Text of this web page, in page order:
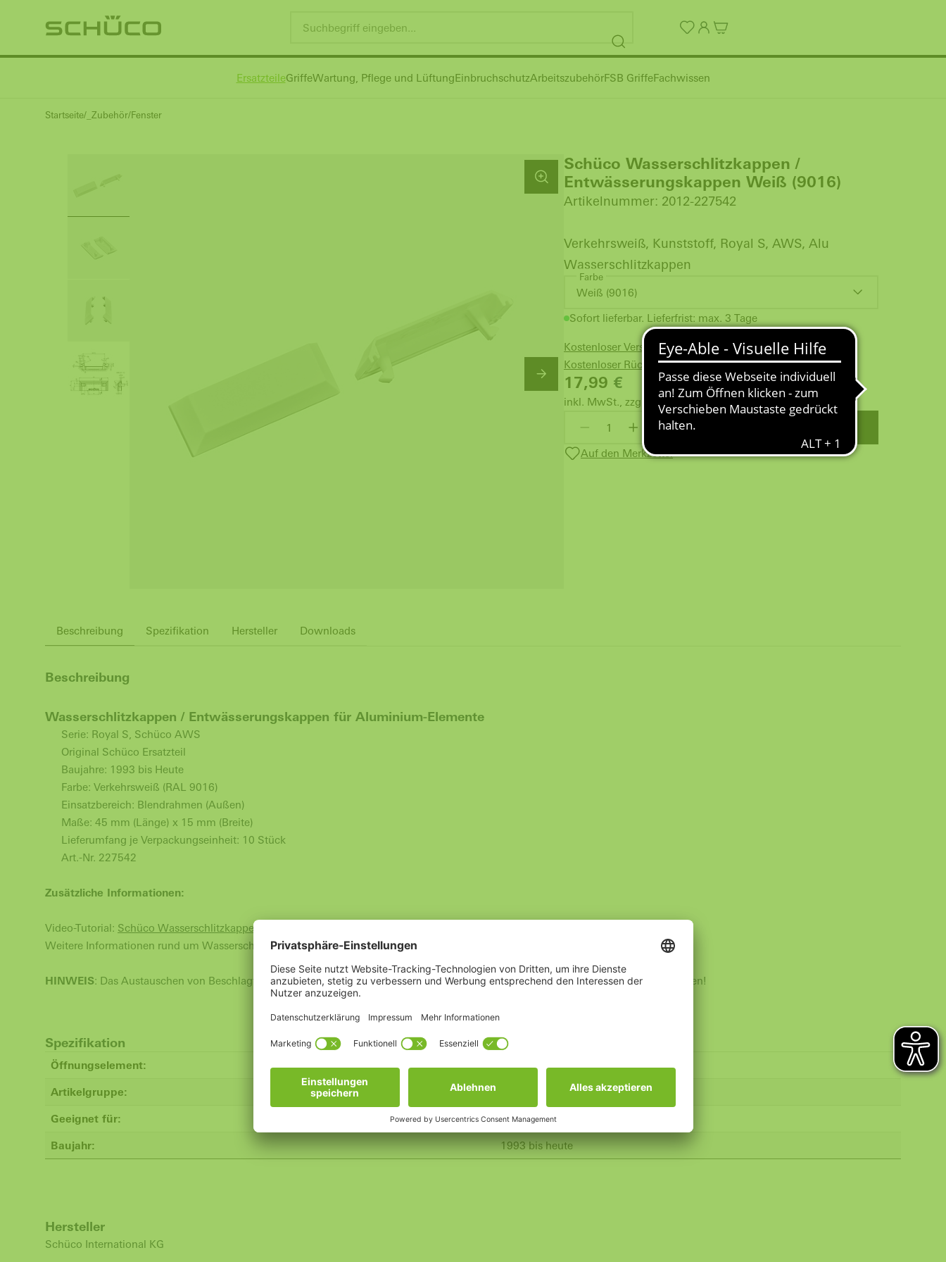
ErsatzteileGriffeWartung, Pflege und LüftungEinbruchschutzArbeitszubehörFSB GriffeFachwissen
Startseite _Zubehör Fenster
Schüco Wasserschlitzkappen /
Entwässerungskappen Weiß (9016)
Artikelnummer: 2012-227542
Verkehrsweiß, Kunststoff, Royal S, AWS, Alu
Wasserschlitzkappen
Farbe
Weiß (9016)
Sofort lieferbar. Lieferfrist: max. 3 Tage
Kostenloser Versand ab 100 € für Gewerbekunden
Kostenloser Rückversand
17,99 €
inkl. MwSt., zzgl. Versandkosten
Auf den Merkzettel
Beschreibung Spezifikation Hersteller Downloads
Beschreibung
Wasserschlitzkappen / Entwässerungskappen für Aluminium-Elemente
Serie: Royal S, Schüco AWS
Original Schüco Ersatzteil
Baujahre: 1993 bis Heute
Farbe: Verkehrsweiß (RAL 9016)
Einsatzbereich: Blendrahmen (Außen)
Maße: 45 mm (Länge) x 15 mm (Breite)
Lieferumfang je Verpackungseinheit: 10 Stück
Art.-Nr. 227542
Zusätzliche Informationen:
Video-Tutorial: Schüco Wasserschlitzkappen/Entwässerungskappen austauschen
Weitere Informationen rund um Wasserschlitzkappen:www.schueco.de/ersatzteile-wasserschlitzkappen
HINWEIS: Das Austauschen von Beschlagteilen und das Justieren des Fensters oder der Tür dürfen nur durch einen Fachmann erfolgen!
Spezifikation
Öffnungselement: Fenster/Balkontür
Artikelgruppe:
Geeignet für: Aluminium
Baujahr: 1993 bis heute
Hersteller
Schüco International KG